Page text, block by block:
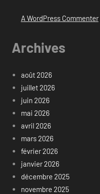
A WordPress Commenter
Archives
août 2026
juillet 2026
juin 2026
mai 2026
avril 2026
mars 2026
février 2026
janvier 2026
décembre 2025
novembre 2025